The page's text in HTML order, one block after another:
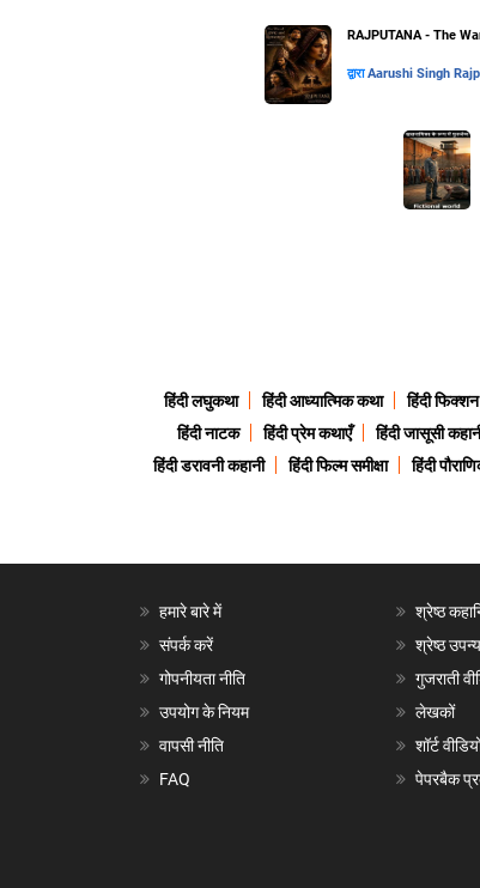
RAJPUTANA - The
द्वाराAarushi Singh
हिंदी लघुकथा हिंदी आध्यात्मिक कथा हिंदी
हिंदी नाटक
हिंदी प्रेम कथाएँ हिंदी जासूसी
हिंदी डरावनी कहानी
हिंदी फिल्म समीक्षा हिंदी
हमारे बारे में
संपर्क करें
गोपनीयता नीति
उपयोग के नियम
वापसी नीति
FAQ
श्रेष्ठ
श्रेष्ठ
गुजराती
लेखकों
शॉर्ट
पेपरबैक